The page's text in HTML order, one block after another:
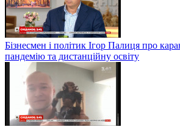
Бізнесмен і політик Ігор Палиця про
пандемію та дистанційну освіту